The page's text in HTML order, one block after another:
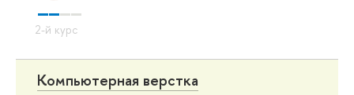
Компьютерная верстка